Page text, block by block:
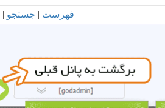
فهرست | جستجو |